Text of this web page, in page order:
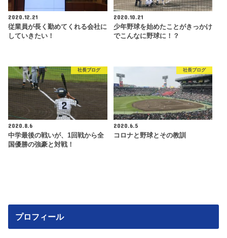
2020.12.21
従業員が長く勤めてくれる会社に
していきたい！
2020.10.21
少年野球を始めたことがきっかけ
でこんなに野球に！？
社長ブログ
2020.8.6
中学最後の戦いが、1回戦から全
国優勝の強豪と対戦！
社長ブログ
2020.6.5
コロナと野球とその教訓
プロフィール